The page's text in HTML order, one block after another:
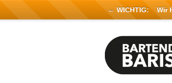
← WICHTIG:Wir